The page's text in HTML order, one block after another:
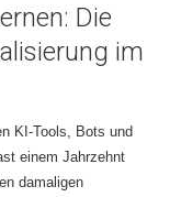
Die
im
KI-Tools, Bots und
einem Jahrzehnt
damaligen